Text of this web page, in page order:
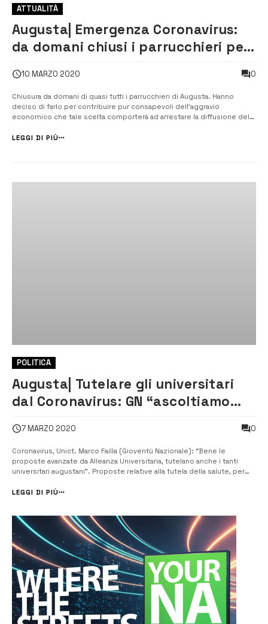
ATTUALITÀ
Augusta| Emergenza Coronavirus:
da domani chiusi i parrucchieri per
10 MARZO 2020 0
Chiusura da domani di quasi tutti i parrucchieri di Augusta. Hanno
deciso di farlo per contribuire pur consapevoli dell’aggravio
economico che tale scelta comporterà ad arrestare la diffusione del
parrucchieri augustani, tutti o quasi per contribuire a contrastare la
LEGGI DI PIÙ
POLITICA
Augusta| Tutelare gli universitari
dal Coronavirus: GN “ascoltiamo
7 MARZO 2020 0
Coronavirus, Unict. Marco Failla (Gioventù Nazionale): “Bene le
proposte avanzate da Alleanza Universitaria, tutelano anche i tanti
universitari augustani”. Proposte relative alla tutela della salute, per
ascoltare i suggerimenti che verranno dagli studenti augu...
LEGGI DI PIÙ